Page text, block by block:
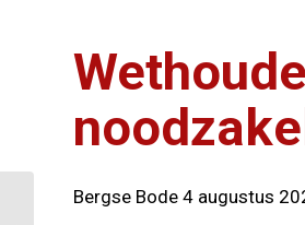
Bergse Bode 4 augustus
Samen0164 wil